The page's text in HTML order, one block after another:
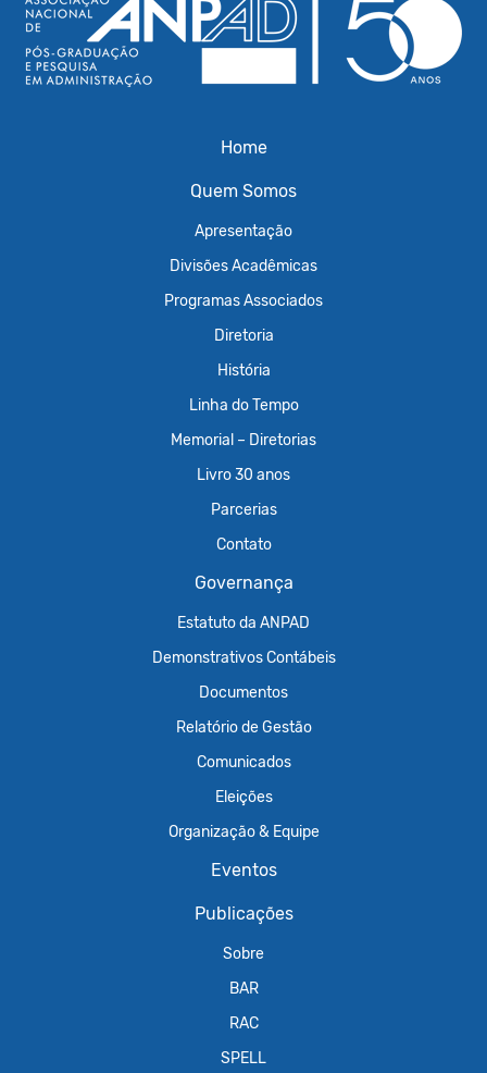
Home
Quem Somos
Apresentação
Divisões Acadêmicas
Programas Associados
Diretoria
História
Linha do Tempo
Memorial – Diretorias
Livro 30 anos
Parcerias
Contato
Governança
Estatuto da ANPAD
Demonstrativos Contábeis
Documentos
Relatório de Gestão
Comunicados
Eleições
Organização & Equipe
Eventos
Publicações
Sobre
BAR
RAC
SPELL